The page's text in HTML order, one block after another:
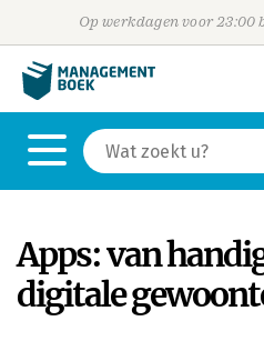
Op werkdagen voor 23:00
Apps: van
digitale